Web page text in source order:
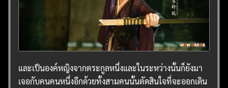
และเป็นองค์หญิงจากตระกูลหนึ่งและในระหว่างนั้นก็ยังมา
เจอกับคนคนหนึ่งอีกด้วยทั้งสามคนนั้นตัดสินใจที่จะออกเดิน